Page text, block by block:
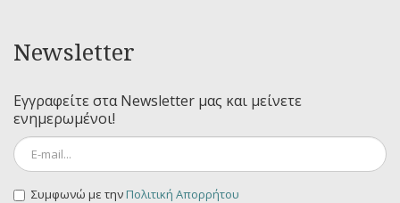
Newsletter
Εγγραφείτε στα Newsletter μας και μείνετε
ενημερωμένοι!
Συμφωνώ με τηνΠολιτική Απορρήτου